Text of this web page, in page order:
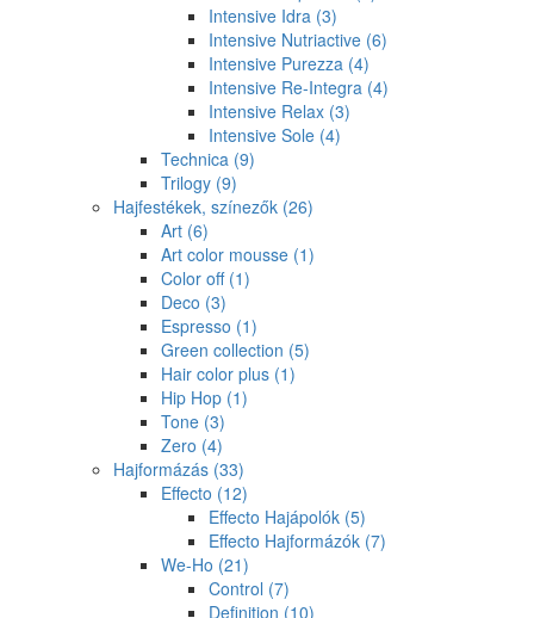
Intensive Idra (3)
Intensive Nutriactive (6)
Intensive Purezza (4)
Intensive Re-Integra (4)
Intensive Relax (3)
Intensive Sole (4)
Technica (9)
Trilogy (9)
Hajfestékek, színezők (26)
Art (6)
Art color mousse (1)
Color off (1)
Deco (3)
Espresso (1)
Green collection (5)
Hair color plus (1)
Hip Hop (1)
Tone (3)
Zero (4)
Hajformázás (33)
Effecto (12)
Effecto Hajápolók (5)
Effecto Hajformázók (7)
We-Ho (21)
Control (7)
Definition (10)